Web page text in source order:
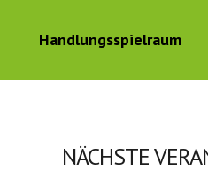
Handlungsspielraum
NÄCHSTE